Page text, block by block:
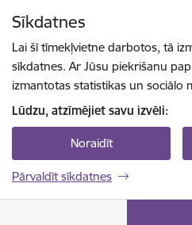
Sīkdatnes
Lai šī tīmekļvietne darbotos, tā
sīkdatnes. Ar Jūsu piekrišanu
izmantotas statistikas un sociālo
Lūdzu, atzīmējiet savu izvēli:
Noraidīt
Pārvaldīt sīkdatnes